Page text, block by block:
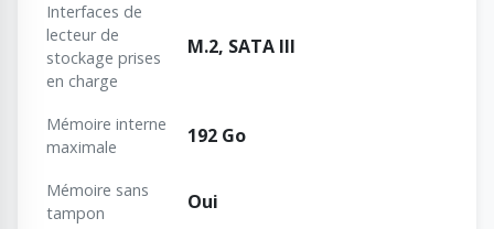
Interfaces de
lecteur de
stockage prises
en charge
M.2, SATA III
Mémoire interne
maximale
192 Go
Mémoire sans
tampon
Oui